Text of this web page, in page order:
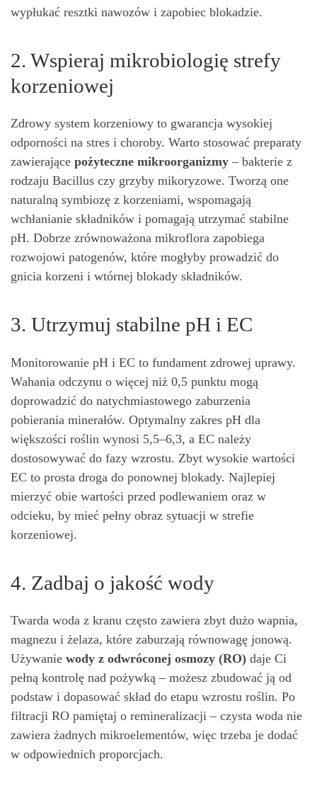
wypłukać resztki nawozów i zapobiec blokadzie.
2. Wspieraj mikrobiologię strefy
korzeniowej
Zdrowy system korzeniowy to gwarancja wysokiej
odporności na stres i choroby. Warto stosować preparaty
zawierające pożyteczne mikroorganizmy – bakterie z
rodzaju Bacillus czy grzyby mikoryzowe. Tworzą one
naturalną symbiozę z korzeniami, wspomagają
wchłanianie składników i pomagają utrzymać stabilne
pH. Dobrze zrównoważona mikroflora zapobiega
rozwojowi patogenów, które mogłyby prowadzić do
gnicia korzeni i wtórnej blokady składników.
3. Utrzymuj stabilne pH i EC
Monitorowanie pH i EC to fundament zdrowej uprawy.
Wahania odczynu o więcej niż 0,5 punktu mogą
doprowadzić do natychmiastowego zaburzenia
pobierania minerałów. Optymalny zakres pH dla
większości roślin wynosi 5,5–6,3, a EC należy
dostosowywać do fazy wzrostu. Zbyt wysokie wartości
EC to prosta droga do ponownej blokady. Najlepiej
mierzyć obie wartości przed podlewaniem oraz w
odcieku, by mieć pełny obraz sytuacji w strefie
korzeniowej.
4. Zadbaj o jakość wody
Twarda woda z kranu często zawiera zbyt dużo wapnia,
magnezu i żelaza, które zaburzają równowagę jonową.
Używanie wody z odwróconej osmozy (RO) daje Ci
pełną kontrolę nad pożywką – możesz zbudować ją od
podstaw i dopasować skład do etapu wzrostu roślin. Po
filtracji RO pamiętaj o remineralizacji – czysta woda nie
zawiera żadnych mikroelementów, więc trzeba je dodać
w odpowiednich proporcjach.